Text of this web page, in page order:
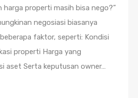
harga properti masih bisa nego?”
negosiasi biasanya
faktor, seperti: Kondisi
properti Harga yang
aset Serta keputusan owner…